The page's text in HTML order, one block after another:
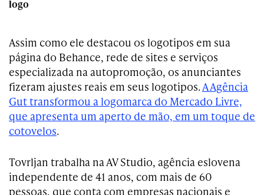
logo
Assim como ele destacou os logotipos em sua
página do Behance, rede de sites e serviços
especializada na autopromoção, os anunciantes
fizeram ajustes reais em seus logotipos.A Agência
Gut transformou a logomarca do Mercado Livre,
que apresenta um aperto de mão, em um toque de
cotovelos.
Tovrljan trabalha na AV Studio, agência eslovena
independente de 41 anos, com mais de 60
pessoas, que conta com empresas nacionais e